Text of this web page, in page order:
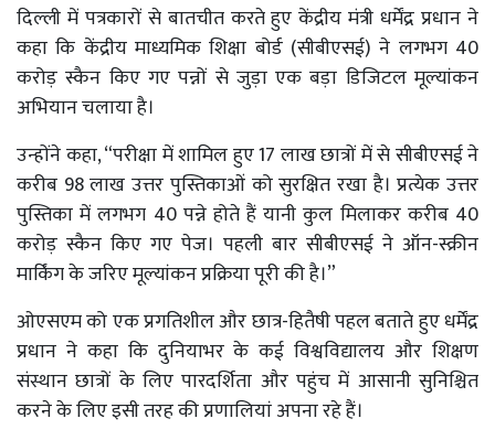
दिल्ली में पत्रकारों से बातचीत करते हुए केंद्रीय मंत्री धर्मेंद्र प्रधान ने
कहा कि केंद्रीय माध्यमिक शिक्षा बोर्ड (सीबीएसई) ने लगभग 40
करोड़ स्कैन किए गए पन्नों से जुड़ा एक बड़ा डिजिटल मूल्यांकन
अभियान चलाया है।
उन्होंने कहा, “परीक्षा में शामिल हुए 17 लाख छात्रों में से सीबीएसई ने
करीब 98 लाख उत्तर पुस्तिकाओं को सुरक्षित रखा है। प्रत्येक उत्तर
पुस्तिका में लगभग 40 पन्ने होते हैं यानी कुल मिलाकर करीब 40
करोड़ स्कैन किए गए पेज। पहली बार सीबीएसई ने ऑन-स्क्रीन
मार्किंग के जरिए मूल्यांकन प्रक्रिया पूरी की है।”
ओएसएम को एक प्रगतिशील और छात्र-हितैषी पहल बताते हुए धर्मेंद्र
प्रधान ने कहा कि दुनियाभर के कई विश्वविद्यालय और शिक्षण
संस्थान छात्रों के लिए पारदर्शिता और पहुंच में आसानी सुनिश्चित
करने के लिए इसी तरह की प्रणालियां अपना रहे हैं।